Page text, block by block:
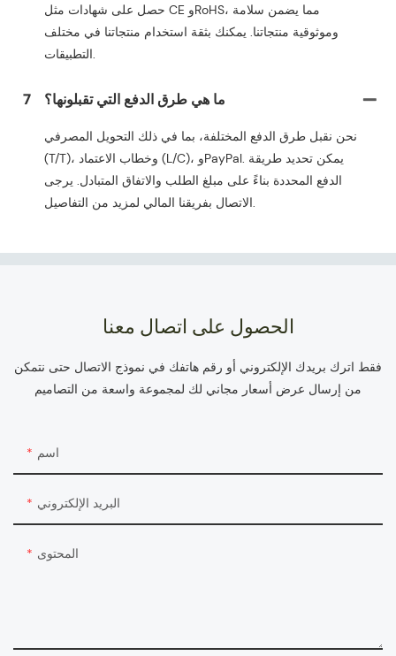
حصل على شهادات مثل CE وRoHS، مما يضمن سلامة
وموثوقية منتجاتنا. يمكنك بثقة استخدام منتجاتنا في مختلف
التطبيقات.
7 ما هي طرق الدفع التي تقبلونها؟
نحن نقبل طرق الدفع المختلفة، بما في ذلك التحويل المصرفي
(T/T)، وخطاب الاعتماد (L/C)، وPayPal. يمكن تحديد طريقة
الدفع المحددة بناءً على مبلغ الطلب والاتفاق المتبادل. يرجى
الاتصال بفريقنا المالي لمزيد من التفاصيل.
الحصول على اتصال معنا
فقط اترك بريدك الإلكتروني أو رقم هاتفك في نموذج الاتصال حتى نتمكن
من إرسال عرض أسعار مجاني لك لمجموعة واسعة من التصاميم
اسم
البريد الإلكتروني
المحتوى